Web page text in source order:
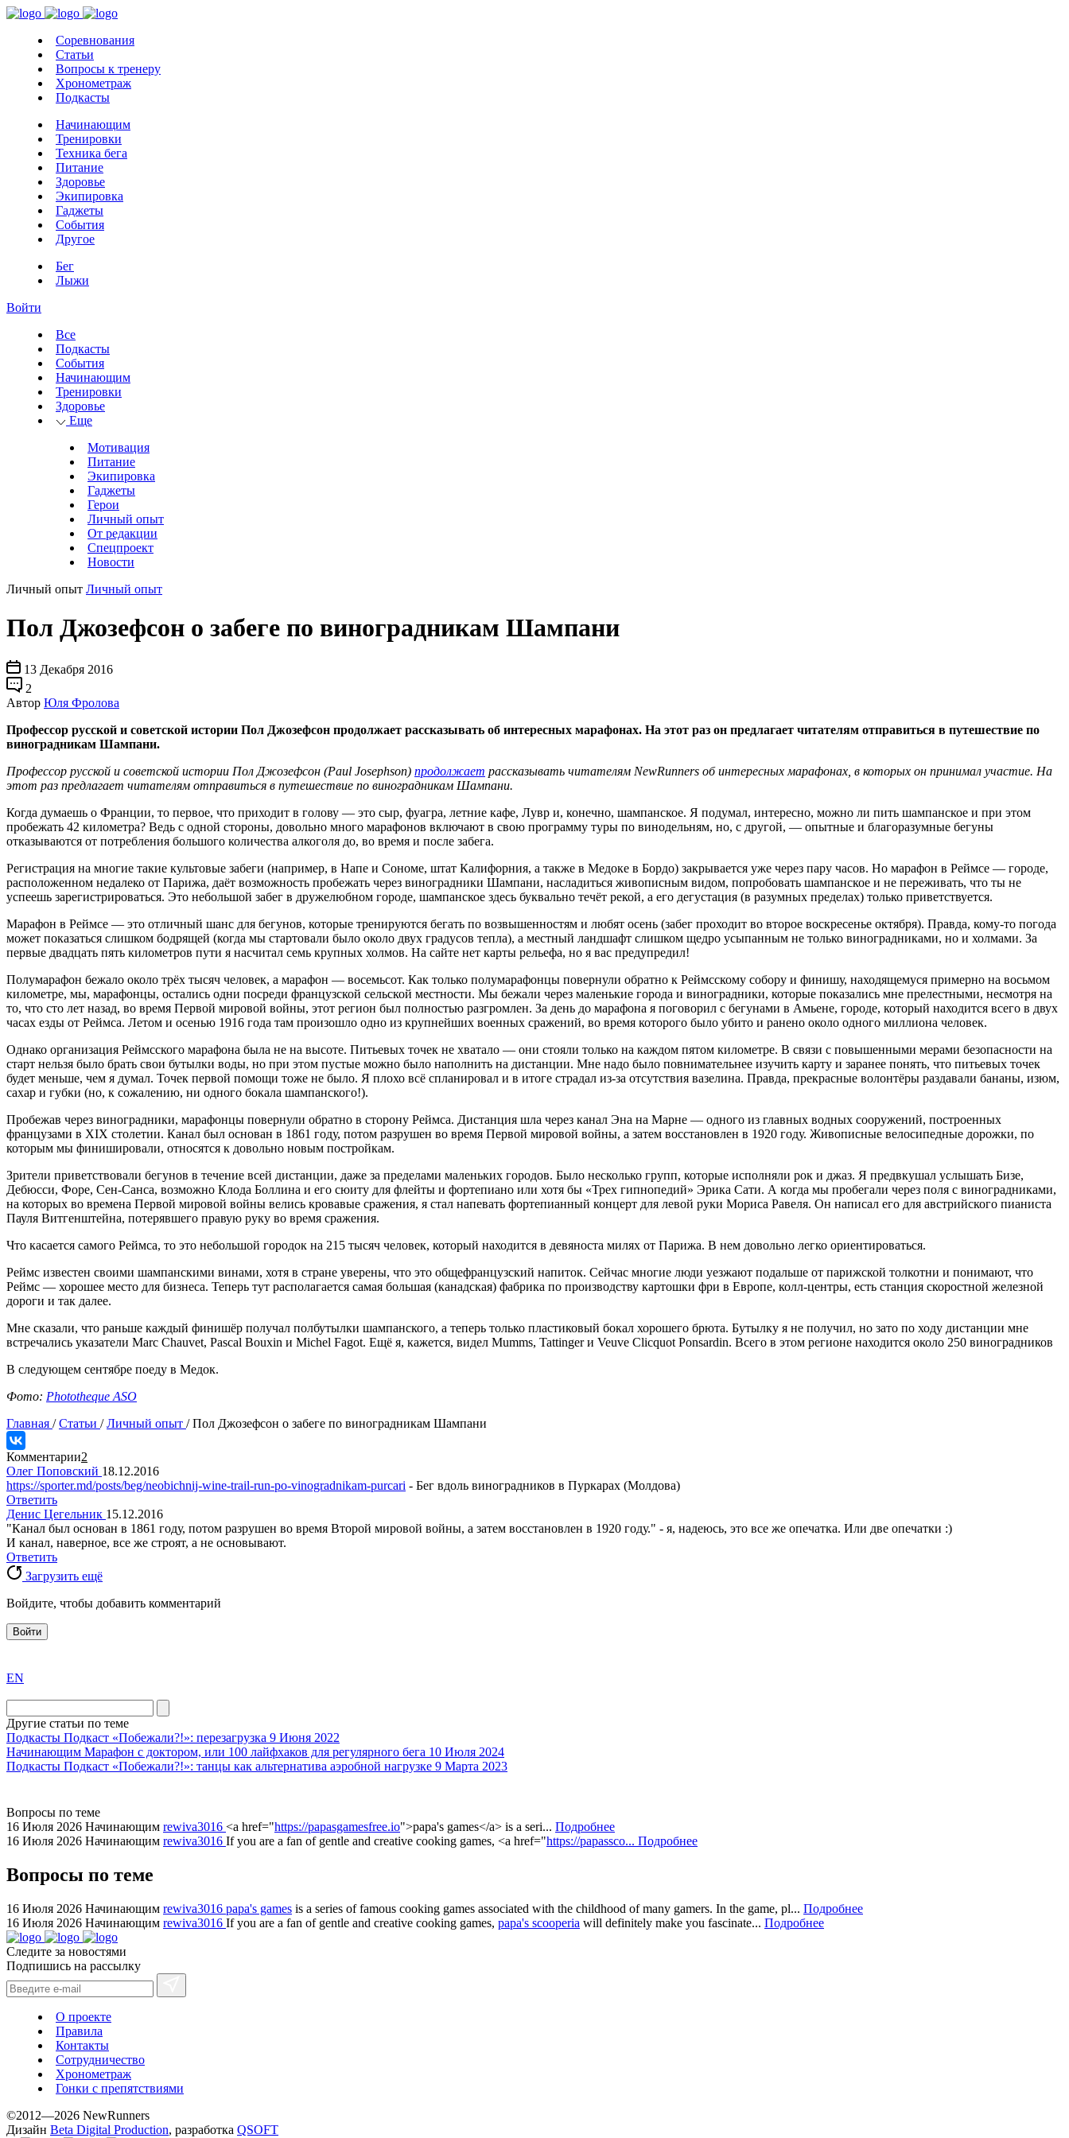
Соревнования
Статьи
Вопросы к тренеру
Хронометраж
Подкасты
Начинающим
Тренировки
Техника бега
Питание
Здоровье
Экипировка
Гаджеты
События
Другое
Бег
Лыжи
Войти
Все
Подкасты
События
Начинающим
Тренировки
Здоровье
Еще
Мотивация
Питание
Экипировка
Гаджеты
Герои
Личный опыт
От редакции
Спецпроект
Новости
Личный опыт Личный опыт
Пол Джозефсон о забеге по виноградникам Шампани
13 Декабря 2016
2
Автор Юля Фролова
Профессор русской и советской истории Пол Джозефсон продолжает рассказывать об интересных марафонах. На этот раз он предлагает читателям отправиться в путешествие по
виноградникам Шампани.
Профессор русской и советской истории Пол Джозефсон (Paul Josephson) продолжает рассказывать читателям NewRunners об интересных марафонах, в которых он принимал участие. На
этот раз предлагает читателям отправиться в путешествие по виноградникам Шампани.
Когда думаешь о Франции, то первое, что приходит в голову — это сыр, фуагра, летние кафе, Лувр и, конечно, шампанское. Я подумал, интересно, можно ли пить шампанское и при этом
пробежать 42 километра? Ведь с одной стороны, довольно много марафонов включают в свою программу туры по винодельням, но, с другой, — опытные и благоразумные бегуны
отказываются от потребления большого количества алкоголя до, во время и после забега.
Регистрация на многие такие культовые забеги (например, в Напе и Сономе, штат Калифорния, а также в Медоке в Бордо) закрывается уже через пару часов. Но марафон в Реймсе — городе,
расположенном недалеко от Парижа, даёт возможность пробежать через виноградники Шампани, насладиться живописным видом, попробовать шампанское и не переживать, что ты не
успеешь зарегистрироваться. Это небольшой забег в дружелюбном городе, шампанское здесь буквально течёт рекой, а его дегустация (в разумных пределах) только приветствуется.
Марафон в Реймсе — это отличный шанс для бегунов, которые тренируются бегать по возвышенностям и любят осень (забег проходит во второе воскресенье октября). Правда, кому-то погода
может показаться слишком бодрящей (когда мы стартовали было около двух градусов тепла), а местный ландшафт слишком щедро усыпанным не только виноградниками, но и холмами. За
первые двадцать пять километров пути я насчитал семь крупных холмов. На сайте нет карты рельефа, но я вас предупредил!
Полумарафон бежало около трёх тысяч человек, а марафон — восемьсот. Как только полумарафонцы повернули обратно к Реймсскому собору и финишу, находящемуся примерно на восьмом
километре, мы, марафонцы, остались одни посреди французской сельской местности. Мы бежали через маленькие города и виноградники, которые показались мне прелестными, несмотря на
то, что сто лет назад, во время Первой мировой войны, этот регион был полностью разгромлен. За день до марафона я поговорил с бегунами в Амьене, городе, который находится всего в двух
часах езды от Реймса. Летом и осенью 1916 года там произошло одно из крупнейших военных сражений, во время которого было убито и ранено около одного миллиона человек.
Однако организация Реймсского марафона была не на высоте. Питьевых точек не хватало — они стояли только на каждом пятом километре. В связи с повышенными мерами безопасности на
старт нельзя было брать свои бутылки воды, но при этом пустые можно было наполнить на дистанции. Мне надо было повнимательнее изучить карту и заранее понять, что питьевых точек
будет меньше, чем я думал. Точек первой помощи тоже не было. Я плохо всё спланировал и в итоге страдал из-за отсутствия вазелина. Правда, прекрасные волонтёры раздавали бананы, изюм,
сахар и губки (но, к сожалению, ни одного бокала шампанского!).
Пробежав через виноградники, марафонцы повернули обратно в сторону Реймса. Дистанция шла через канал Эна на Марне — одного из главных водных сооружений, построенных
французами в XIX столетии. Канал был основан в 1861 году, потом разрушен во время Первой мировой войны, а затем восстановлен в 1920 году. Живописные велосипедные дорожки, по
которым мы финишировали, относятся к довольно новым постройкам.
Зрители приветствовали бегунов в течение всей дистанции, даже за пределами маленьких городов. Было несколько групп, которые исполняли рок и джаз. Я предвкушал услышать Бизе,
Дебюсси, Форе, Сен-Санса, возможно Клода Боллина и его сюиту для флейты и фортепиано или хотя бы «Трех гипнопедий» Эрика Сати. А когда мы пробегали через поля с виноградниками,
на которых во времена Первой мировой войны велись кровавые сражения, я стал напевать фортепианный концерт для левой руки Мориса Равеля. Он написал его для австрийского пианиста
Пауля Витгенштейна, потерявшего правую руку во время сражения.
Что касается самого Реймса, то это небольшой городок на 215 тысяч человек, который находится в девяноста милях от Парижа. В нем довольно легко ориентироваться.
Реймс известен своими шампанскими винами, хотя в стране уверены, что это общефранцузский напиток. Сейчас многие люди уезжают подальше от парижской толкотни и понимают, что
Реймс — хорошее место для бизнеса. Теперь тут располагается самая большая (канадская) фабрика по производству картошки фри в Европе, колл-центры, есть станция скоростной железной
дороги и так далее.
Мне сказали, что раньше каждый финишёр получал полбутылки шампанского, а теперь только пластиковый бокал хорошего брюта. Бутылку я не получил, но зато по ходу дистанции мне
встречались указатели Marc Chauvet, Pascal Bouxin и Michel Fagot. Ещё я, кажется, видел Mumms, Tattinger и Veuve Clicquot Ponsardin. Всего в этом регионе находится около 250 виноградников
В следующем сентябре поеду в Медок.
Фото: Phototheque ASO
Главная /Статьи /Личный опыт /Пол Джозефсон о забеге по виноградникам Шампани
Комментарии2
Олег Поповский 18.12.2016
https://sporter.md/posts/beg/neobichnij-wine-trail-run-po-vinogradnikam-purcari - Бег вдоль виноградников в Пуркарах (Молдова)
Ответить
Денис Цегельник 15.12.2016
"Канал был основан в 1861 году, потом разрушен во время Второй мировой войны, а затем восстановлен в 1920 году." - я, надеюсь, это все же опечатка. Или две опечатки :)
И канал, наверное, все же строят, а не основывают.
Ответить
Загрузить ещё
Войдите, чтобы добавить комментарий
Войти
the
division
agent
watch
replica
showcases
swiss
replica
watches
+maserati
online
for
cheap
sale.
https://ylfactoryrolex.com/
hilarity
exceptional
method.
www.yvessaintlaurent.to
prices.
EN
Другие статьи по теме
Подкасты Подкаст «Побежали?!»: перезагрузка 9 Июня 2022
Начинающим Марафон с доктором, или 100 лайфхаков для регулярного бега 10 Июля 2024
Подкасты Подкаст «Побежали?!»: танцы как альтернатива аэробной нагрузке 9 Марта 2023
Вопросы по теме
16 Июля 2026 Начинающим rewiva3016 <a href="https://papasgamesfree.io">papa's games</a> is a seri... Подробнее
16 Июля 2026 Начинающим rewiva3016 If you are a fan of gentle and creative cooking games, <a href="https://papassco... Подробнее
Вопросы по теме
16 Июля 2026 Начинающим rewiva3016 papa's games is a series of famous cooking games associated with the childhood of many gamers. In the game, pl... Подробнее
16 Июля 2026 Начинающим rewiva3016 If you are a fan of gentle and creative cooking games, papa's scooperia will definitely make you fascinate... Подробнее
Следите за новостями
Подпишись на рассылку
О проекте
Правила
Контакты
Сотрудничество
Хронометраж
Гонки с препятствиями
©2012—2026 NewRunners
Дизайн Beta Digital Production, разработка QSOFT